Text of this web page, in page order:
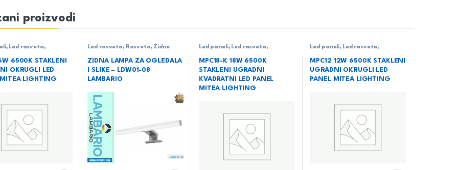
proizvodi
, Led rasveta,
6500K STAKLENI
OKRUGLI LED
MITEA LIGHTING
Led rasveta, Rasveta,Zidne
ZIDNA LAMPA ZA OGLEDALA
I SLIKE – LDW01-08
LAMBARIO
Led paneli, Led rasveta,
MPC18-K 18W 6500K
STAKLENI UGRADNI
KVADRATNI LED PANEL
MITEA LIGHTING
Led paneli, Led rasveta,
MPC12 12W 6500K STAKLENI
UGRADNI OKRUGLI LED
PANEL MITEA LIGHTING